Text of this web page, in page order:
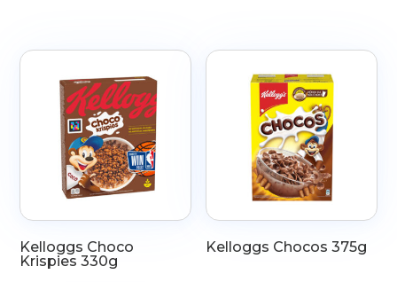
Kelloggs Choco
Krispies 330g
Kelloggs Chocos 375g